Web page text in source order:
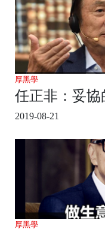
厚黑學
任正非：妥協
2019-08-21
厚黑學